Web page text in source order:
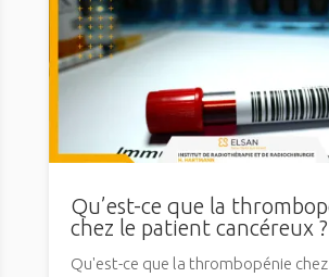
Qu’est-ce que la
chez le patient cancéreux ?
Qu'est-ce que la thrombopénie